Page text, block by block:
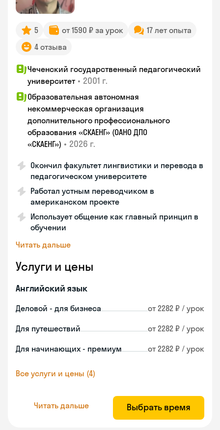
5 от 1590 ₽ за урок
17 лет опыта
4 отзыва
Чеченский государственный педагогический
университет • 2001 г.
Образовательная автономная
некоммерческая организация
дополнительного профессионального
образования «СКАЕНГ» (ОАНО ДПО
«СКАЕНГ») • 2026 г.
Окончил факультет лингвистики и перевода в
педагогическом университете
Работал устным переводчиком в
американском проекте
Использует общение как главный принцип в
обучении
Читать дальше
Услуги и цены
Английский язык
Деловой - для бизнеса от 2282 ₽ / урок
Для путешествий от 2282 ₽ / урок
Для начинающих - премиум от 2282 ₽ / урок
Все услуги и цены (4)
Читать дальше Выбрать время